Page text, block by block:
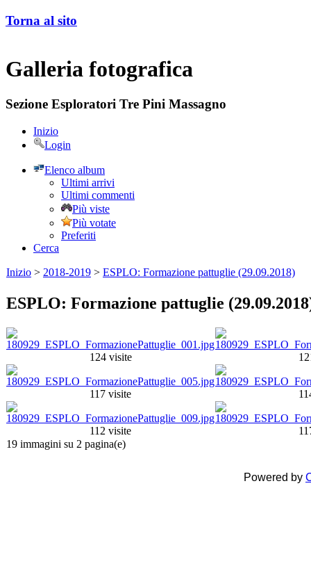
Torna al sito
Galleria fotografica
Sezione Esploratori Tre Pini Massagno
Inizio
Login
Elenco album
Ultimi arrivi
Ultimi commenti
Più viste
Più votate
Preferiti
Cerca
Inizio > 2018-2019 > ESPLO: Formazione pattuglie (29.09.2018)
ESPLO: Formazione pattuglie
124 visite
117 visite
112 visite
19 immagini su 2 pagina(e)
Powered by